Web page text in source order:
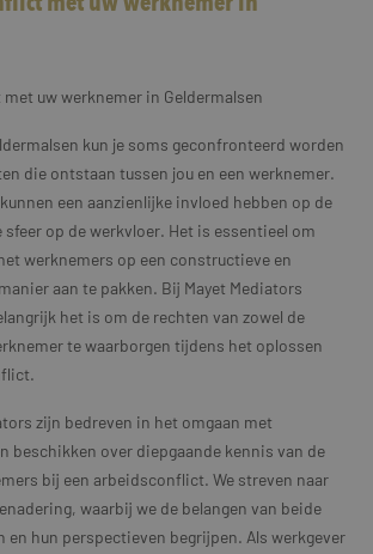
uw werknemer in Geldermalsen
kun je soms geconfronteerd worden
die ontstaan tussen jou en een werknemer.
een aanzienlijke invloed hebben op de
op de werkvloer. Het is essentieel om
werknemers op een constructieve en
aan te pakken. Bij Mayet Mediators
het is om de rechten van zowel de
te waarborgen tijdens het oplossen
zijn bedreven in het omgaan met
beschikken over diepgaande kennis van de
bij een arbeidsconflict. We streven naar
waarbij we de belangen van beide
en hun perspectieven begrijpen. Als werkgever